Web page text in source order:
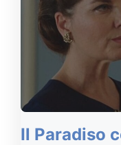
Il Paradiso